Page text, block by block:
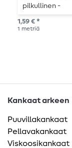
pilkullinen -
metritavarana
1,59 € *
1 metriä
Kankaat arkeen
Puuvillakankaat
Pellavakankaat
Viskoosikankaat